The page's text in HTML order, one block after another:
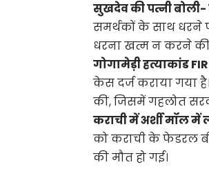
सुखदेव की पत्नी बोली-
समर्थकों के साथ धरने
धरना खत्म न करने की
गोगामेड़ी हत्याकांड
केस दर्ज कराया गया
की, जिसमें गहलोत
कराची में अर्शी मॉल
को कराची के फेडरल
की मौत हो गई।